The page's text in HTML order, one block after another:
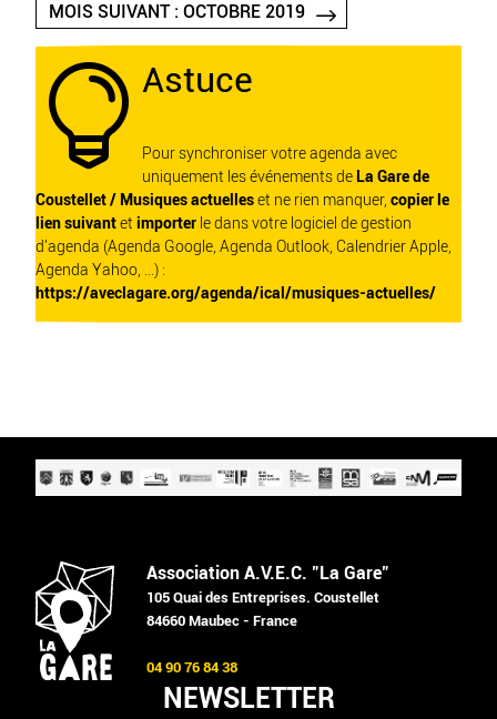
MOIS SUIVANT : OCTOBRE 2019
 Astuce
Pour synchroniser votre agenda avec
uniquement les événements de La Gare de
Coustellet / Musiques actuelleset ne rien manquer, copier le
lien suivantet importer le dans votre logiciel de gestion
d'agenda (Agenda Google, Agenda Outlook, Calendrier Apple,
Agenda Yahoo, ...) :
https://aveclagare.org/agenda/ical/musiques-actuelles/
Association A.V.E.C. "La Gare"
105 Quai des Entreprises. Coustellet
84660 Maubec - France
04 90 76 84 38
NEWSLETTER